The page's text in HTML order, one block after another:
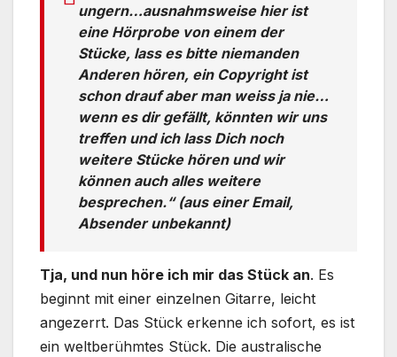
ungern…ausnahmsweise hier ist
eine Hörprobe von einem der
Stücke, lass es bitte niemanden
Anderen hören, ein Copyright ist
schon drauf aber man weiss ja nie…
wenn es dir gefällt, könnten wir uns
treffen und ich lass Dich noch
weitere Stücke hören und wir
können auch alles weitere
besprechen.“ (aus einer Email,
Absender unbekannt)
Tja, und nun höre ich mir das Stück an. Es
beginnt mit einer einzelnen Gitarre, leicht
angezerrt. Das Stück erkenne ich sofort, es ist
ein weltberühmtes Stück. Die australische